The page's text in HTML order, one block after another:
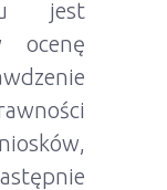
jest
ocenę